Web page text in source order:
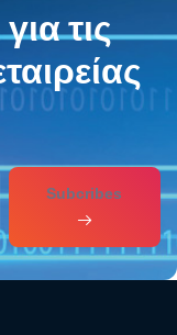
τις
Subcribes